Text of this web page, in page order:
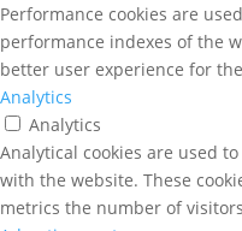
Performance cookies are
performance indexes of the
better user experience for
Analytics
Analytics
Analytical cookies are used
with the website. These
metrics the number of